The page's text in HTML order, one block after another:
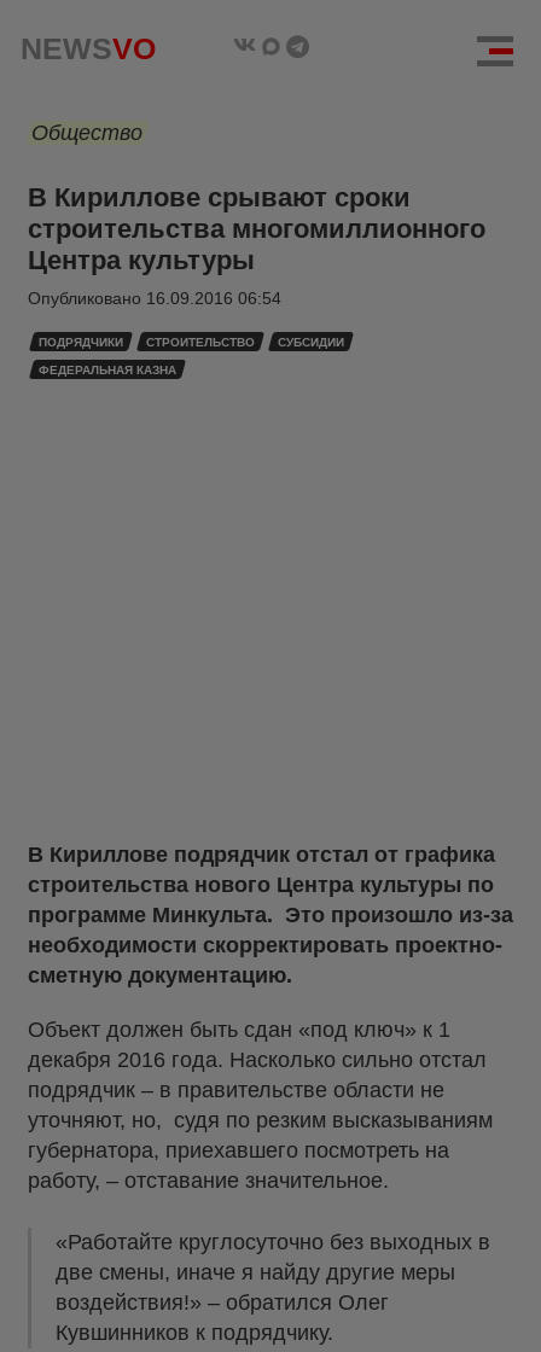
NEWSVO
Общество
В Кириллове срывают сроки
строительства многомиллионного
Центра культуры
Опубликовано 16.09.2016 06:54
ПОДРЯДЧИКИ СТРОИТЕЛЬСТВО СУБСИДИИ
ФЕДЕРАЛЬНАЯ КАЗНА
В Кириллове подрядчик отстал от графика
строительства нового Центра культуры по
программе Минкульта. Это произошло из-за
необходимости скорректировать проектно-
сметную документацию.
Объект должен быть сдан «под ключ» к 1
декабря 2016 года. Насколько сильно отстал
подрядчик – в правительстве области не
уточняют, но, судя по резким высказываниям
губернатора, приехавшего посмотреть на
работу, – отставание значительное.
«Работайте круглосуточно без выходных в
две смены, иначе я найду другие меры
воздействия!» – обратился Олег
Кувшинников к подрядчику.